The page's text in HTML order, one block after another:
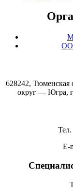
628242,
округ — Югра,
E-